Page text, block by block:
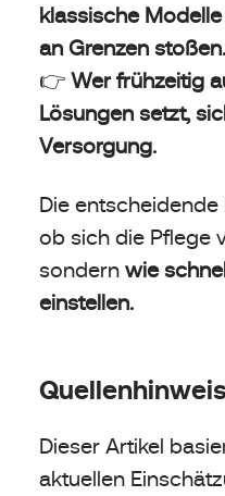
klassische
an Grenzen stoßen.
👉 Wer frühzeitig
Lösungen setzt,
Versorgung.
Die entscheidende
ob sich die Pflege
sondern wie
einstellen.
Dieser Artikel
aktuellen